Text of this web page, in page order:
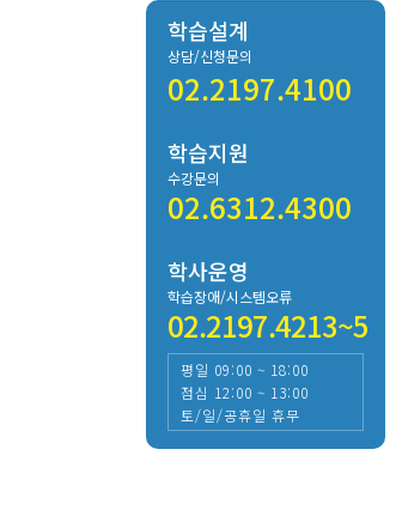
학습설계
상담/신청문의
02.2197.4100
학습지원
수강문의
02.6312.4300
학사운영
학습장애/시스템오류
02.2197.4213~5
평일 09:00 ~ 18:00
점심 12:00 ~ 13:00
토/일/공휴일 휴무